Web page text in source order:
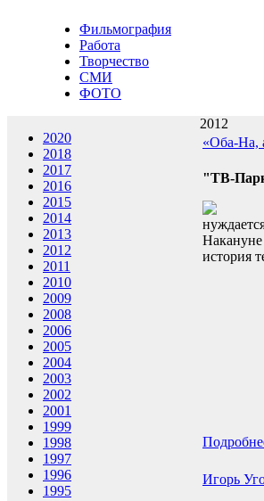
Фильмография
Работа
Творчество
СМИ
ФОТО
2020
2018
2017
2016
2015
2014
2013
2012
2011
2010
2009
2008
2006
2005
2004
2003
2002
2001
1999
1998
1997
1996
1995
2012
«Оба-На,
"ТВ-
Накануне
история
Игорь